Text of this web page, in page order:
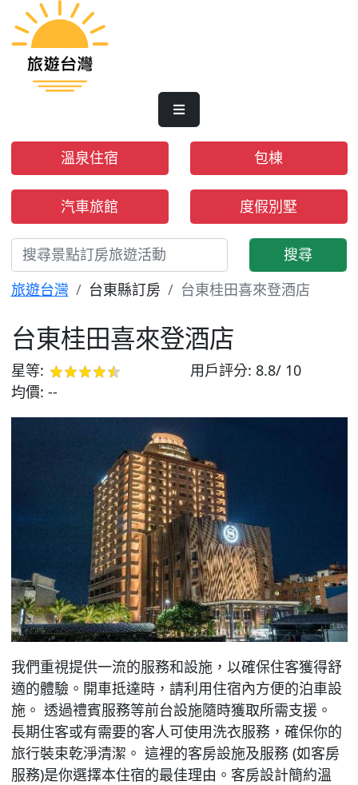
溫泉住宿 包棟
汽車旅館 度假別墅
搜尋
旅遊台灣
台東縣訂房 台東桂田喜來登酒店
台東桂田喜來登酒店
星等: 用戶評分: 8.8/ 10
均價: --
我們重視提供一流的服務和設施，以確保住客獲得舒
適的體驗。開車抵達時，請利用住宿內方便的泊車設
施。 透過禮賓服務等前台設施隨時獲取所需支援。
長期住客或有需要的客人可使用洗衣服務，確保你的
旅行裝束乾淨清潔。 這裡的客房設施及服務 (如客房
服務)是你選擇本住宿的最佳理由。客房設計簡約溫